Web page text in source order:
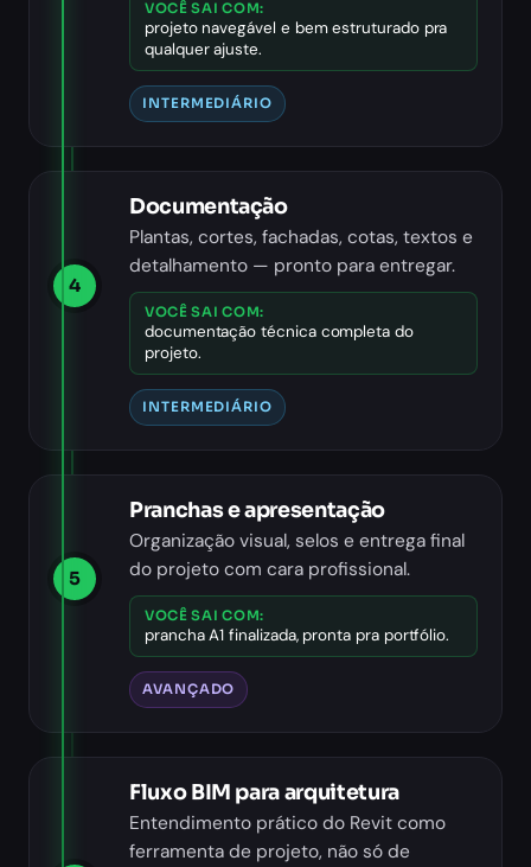
VOCÊ SAI COM:
projeto navegável e bem estruturado pra
qualquer ajuste.
INTERMEDIÁRIO
4
Documentação
Plantas, cortes, fachadas, cotas, textos e
detalhamento — pronto para entregar.
VOCÊ SAI COM:
documentação técnica completa do
projeto.
INTERMEDIÁRIO
5
Pranchas e apresentação
Organização visual, selos e entrega final
do projeto com cara profissional.
VOCÊ SAI COM:
prancha A1 finalizada, pronta pra portfólio.
AVANÇADO
Fluxo BIM para arquitetura
Entendimento prático do Revit como
ferramenta de projeto, não só de